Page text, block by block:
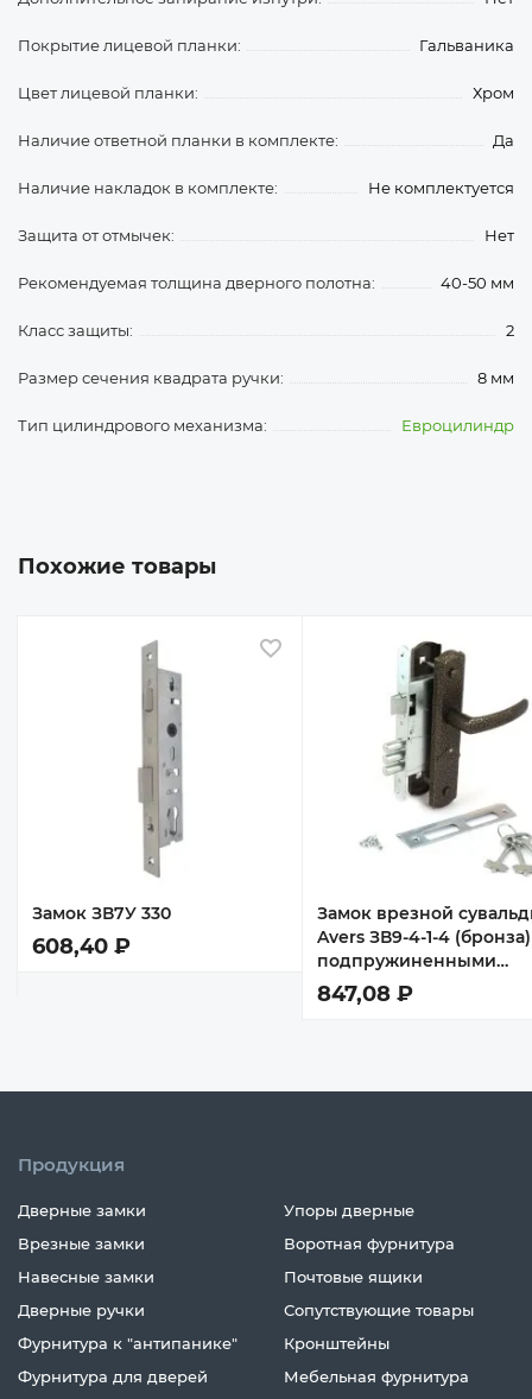
Покрытие лицевой планки: Гальваника
Цвет лицевой планки: Хром
Наличие ответной планки в комплекте: Да
Наличие накладок в комплекте: Не комплектуется
Защита от отмычек: Нет
Рекомендуемая толщина дверного полотна: 40-50 мм
Класс защиты: 2
Размер сечения квадрата ручки: 8 мм
Тип цилиндрового механизма: Евроцилиндр
Похожие товары
Замок ЗВ7У 330
608,40 ₽
В избранное
Замок врезной
Avers ЗВ9-4-1-4
подпружиненными
ручками
847,08 ₽
Продукция
Дверные замки
Врезные замки
Навесные замки
Дверные ручки
Фурнитура к "антипанике"
Фурнитура для дверей
Упоры дверные
Воротная фурнитура
Почтовые ящики
Сопутствующие товары
Кронштейны
Мебельная фурнитура